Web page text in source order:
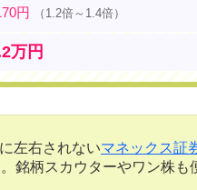
円 （1.2倍～1.4倍）
万円
左右されないマネックス証
。銘柄スカウターやワン株も